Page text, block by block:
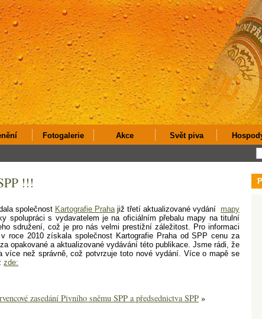
Fotogalerie Akce Svět piva
!!!
společnost Kartografie Prahajiž třetí aktualizované vydánímapy
spolupráci s vydavatelem je na oficiálním přebalu mapy na titulní
sdružení, což je pro nás velmi prestižní záležitost. Pro informaci
roce 2010 získala společnost Kartografie Praha od SPP cenu za
opakované a aktualizované vydávání této publikace. Jsme rádi, že
více než správně, což potvrzuje toto nové vydání. Více o mapě se
zde:
zasedání Pivního sněmu SPP a předsednictva SPP »